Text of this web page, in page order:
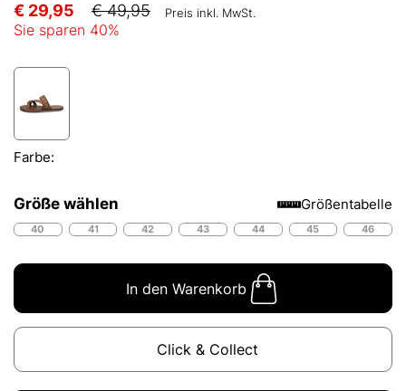
€ 29,95 € 49,95 Preis inkl. MwSt.
Sie sparen 40%
Farbe:
Größe wählen Größentabelle
40 41 42 43 44 45 46
In den Warenkorb
Click & Collect